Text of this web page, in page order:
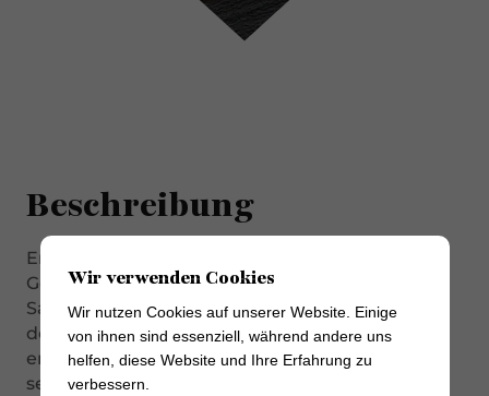
Beschreibung
Entdecken Sie die majestätische Welt des
Geschmacks mit unserer exquisiten Greve
Salami! Inspiriert von der kulinarischen Pracht
der italienischen Region Greve in Chianti,
entführt Sie diese Delikatesse auf eine
sensorische Reise durch Aromen und Tradition.
Wir verwenden Cookies
Wir nutzen Cookies auf unserer Website. Einige
von ihnen sind essenziell, während andere uns
helfen, diese Website und Ihre Erfahrung zu
verbessern.